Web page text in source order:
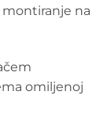
montiranje na
omiljenoj